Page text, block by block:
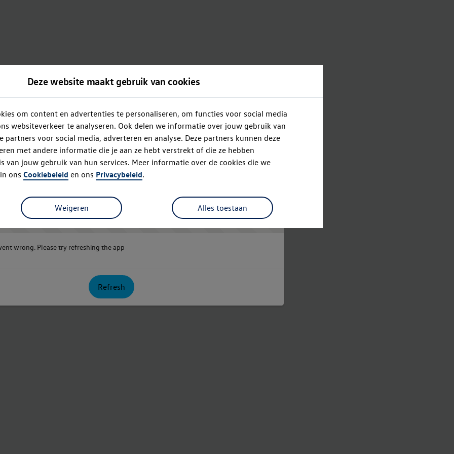
Deze website maakt gebruik van cookies
om content en advertenties te personaliseren, om functies voor social media
websiteverkeer te analyseren. Ook delen we informatie over jouw gebruik van
partners voor social media, adverteren en analyse. Deze partners kunnen deze
met andere informatie die je aan ze hebt verstrekt of die ze hebben
van jouw gebruik van hun services. Meer informatie over de cookies die we
ons Cookiebeleid en ons Privacybeleid.
Alles toestaan
Weigeren Oops!
wrong. Please try refreshing the app
Refresh